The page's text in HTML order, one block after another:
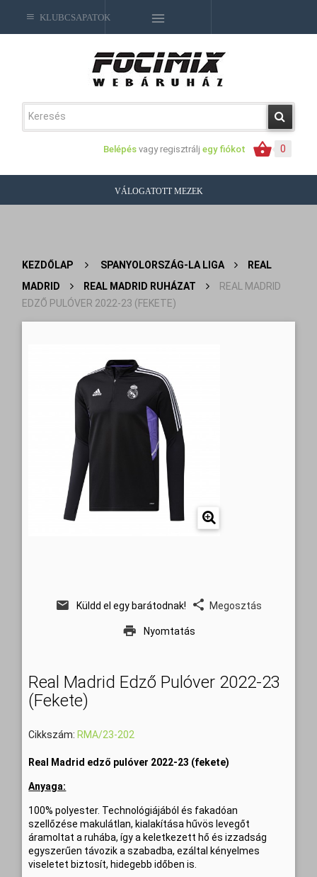
0
Belépés vagy regisztrálj egy fiókot
KLUBCSAPATOK
VÁLOGATOTT MEZEK
KEZDŐLAP > SPANYOLORSZÁG-LA LIGA >
REAL
MADRID
> REAL MADRID RUHÁZAT >
REAL MADRID
EDZŐ PULÓVER 2022-23 (FEKETE)
Küldd el egy barátodnak! Megosztás
Nyomtatás
Real Madrid Edző Pulóver 2022-23
(fekete)
Cikkszám: RMA/23-202
Real Madrid edző pulóver 2022-23 (fekete)
Anyaga:
100% polyester. Technológiájából és fakadóan
szellőzése makulátlan, kialakítása hűvös levegőt
áramoltat a ruhába, így a keletkezett hő és izzadság
egyszerűen távozik a szabadba, ezáltal kényelmes
viseletet biztosít, hidegebb időben is.